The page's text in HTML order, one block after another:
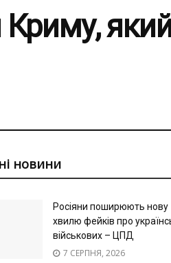
Криму,
новини
Росіяни поширюють нову
хвилю фейків про
військових – ЦПД
7 СЕРПНЯ, 2026